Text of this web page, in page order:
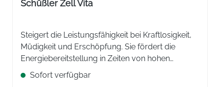
Schüßler Zell Vita
Steigert die Leistungsfähigkeit bei Kraftlosigkeit,
Müdigkeit und Erschöpfung. Sie fördert die
Energiebereitstellung in Zeiten von hohen
Leistungsanforderungen, wie z. B. bei hohen
Arbeitsanforderungen im Beruf, beim Lernen und
Sofort verfügbar